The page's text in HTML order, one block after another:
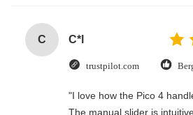
C C*l
trustpilot.com
"I love how the Pico 4
The manual slider is